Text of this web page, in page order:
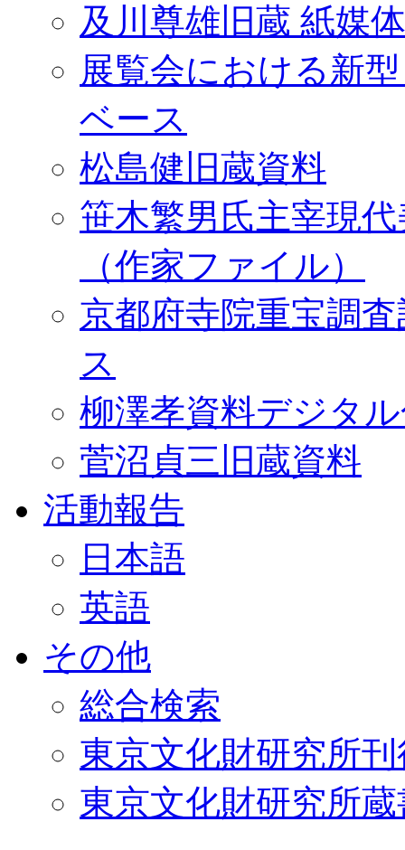
及川尊雄旧蔵 紙媒
展覧会における新
ベース
松島健旧蔵資料
笹木繁男氏主宰現
（作家ファイル）
京都府寺院重宝調
ス
柳澤孝資料デジタ
菅沼貞三旧蔵資料
活動報告
日本語
英語
その他
総合検索
東京文化財研究所
東京文化財研究所